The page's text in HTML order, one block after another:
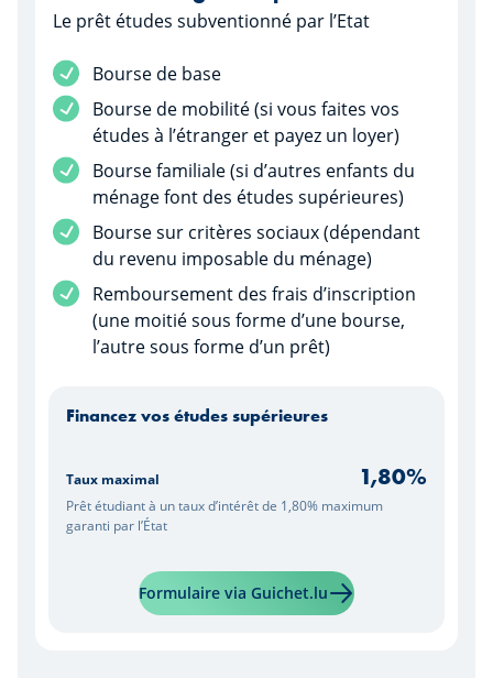
Le prêt études subventionné par l’Etat
Service inclus
Bourse de base
Service inclus
Bourse de mobilité (si vous faites vos
études à l’étranger et payez un loyer)
Service inclus
Bourse familiale (si d’autres enfants du
ménage font des études supérieures)
Service inclus
Bourse sur critères sociaux (dépendant
du revenu imposable du ménage)
Service inclus
Remboursement des frais d’inscription
(une moitié sous forme d’une bourse,
l’autre sous forme d’un prêt)
Financez vos études supérieures
Taux maximal 1,80%
Prêt étudiant à un taux d’intérêt de 1,80% maximum
garanti par l’État
Formulaire via Guichet.luEn savoir plus sur